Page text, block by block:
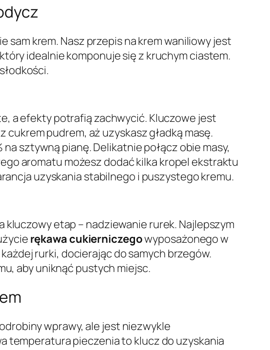
krem. Nasz przepis na krem waniliowy jest
idealnie komponuje się z kruchym ciastem.
a efekty potrafią zachwycić. Kluczowe jest
cukrem pudrem, aż uzyskasz gładką masę.
sztywną pianę. Delikatnie połącz obie masy,
aromatu możesz dodać kilka kropel ekstraktu
uzyskania stabilnego i puszystego kremu.
etap – nadziewanie rurek. Najlepszym
rękawa cukierniczegowyposażonego w
rurki, docierając do samych brzegów.
aby uniknąć pustych miejsc.
wprawy, ale jest niezwykle
temperatura pieczenia to klucz do uzyskania